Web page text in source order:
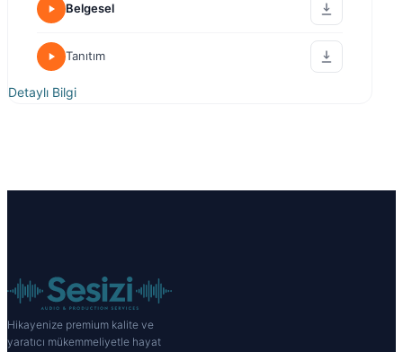
Belgesel
Tanıtım
Detaylı Bilgi
Hikayenize premium kalite ve
yaratıcı mükemmeliyetle hayat